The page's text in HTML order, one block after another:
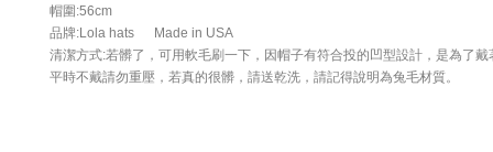
帽圍:56cm
品牌:Lola hats Made in USA
清潔方式:若髒了，可用軟毛刷一下，因帽子有符合投的凹型設計，是為了
平時不戴請勿重壓 ， 若真的很髒，請送乾洗，請記得說明為兔毛材質。